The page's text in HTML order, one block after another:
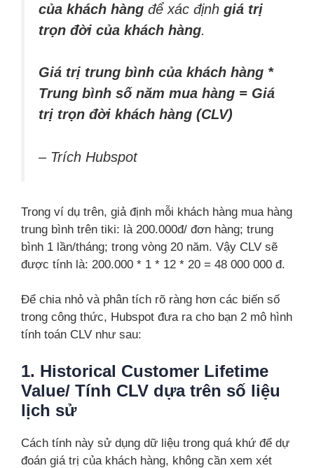
của khách hàng để xác định giá trị
trọn đời của khách hàng.
Giá trị trung bình của khách hàng *
Trung bình số năm mua hàng = Giá
trị trọn đời khách hàng (CLV)
– Trích Hubspot
Trong ví dụ trên, giả định mỗi khách hàng mua hàng
trung bình trên tiki: là 200.000đ/ đơn hàng; trung
bình 1 lần/tháng; trong vòng 20 năm. Vậy CLV sẽ
được tính là: 200.000 * 1 * 12 * 20 = 48 000 000 đ.
Để chia nhỏ và phân tích rõ ràng hơn các biến số
trong công thức, Hubspot đưa ra cho bạn 2 mô hình
tính toán CLV như sau:
1. Historical Customer Lifetime
Value/ Tính CLV dựa trên số liệu
lịch sử
Cách tính này sử dụng dữ liệu trong quá khứ để dự
đoán giá trị của khách hàng, không cần xem xét